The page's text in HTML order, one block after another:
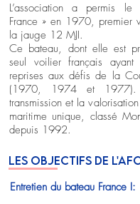
L’association a permis
France » en 1970, premier
la jauge 12 MJI.
Ce bateau, dont elle est
seul voilier français
reprises aux défis de la
(1970, 1974 et 1977).
transmission et la
maritime unique, classé
depuis 1992.
LES OBJECTIFS DE
Entretien du bateau France I: